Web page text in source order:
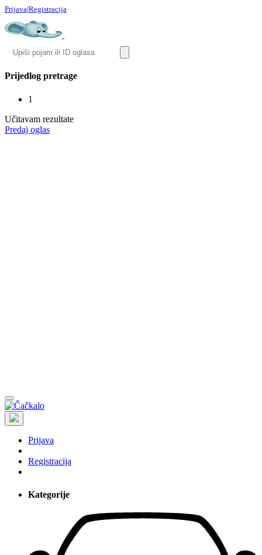
Prijava|Registracija
Prijedlog pretrage
1
Učitavam rezultate
Predaj oglas
Prijava
Registracija
Kategorije